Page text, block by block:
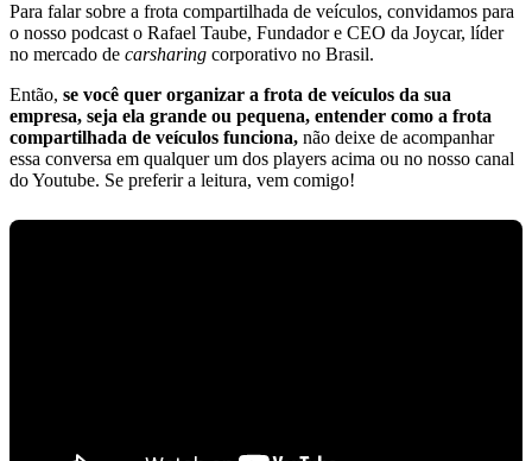
Para falar sobre a frota compartilhada de veículos, convidamos para
o nosso podcast o Rafael Taube, Fundador e CEO da Joycar, líder
no mercado de carsharing corporativo no Brasil.
Então, se você quer organizar a frota de veículos da sua
empresa, seja ela grande ou pequena, entender como a frota
compartilhada de veículos funciona, não deixe de acompanhar
essa conversa em qualquer um dos players acima ou no nosso canal
do Youtube. Se preferir a leitura, vem comigo!